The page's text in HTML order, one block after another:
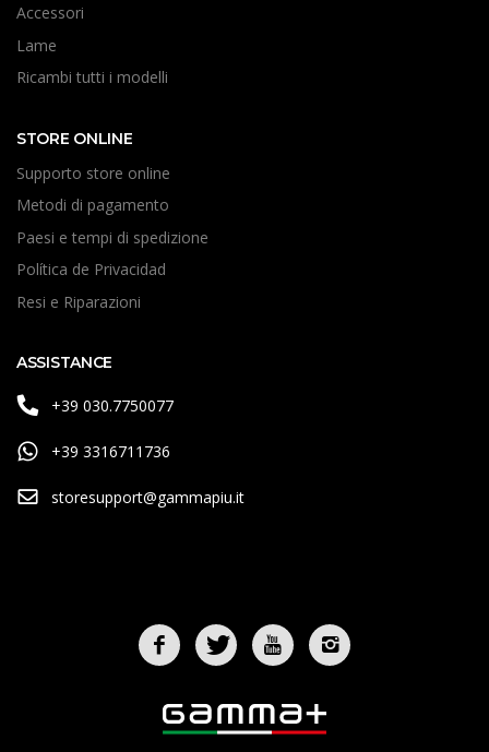
Accessori
Lame
Ricambi tutti i modelli
STORE ONLINE
Supporto store online
Metodi di pagamento
Paesi e tempi di spedizione
Política de Privacidad
Resi e Riparazioni
ASSISTANCE
+39 030.7750077
+39 3316711736
storesupport@gammapiu.it